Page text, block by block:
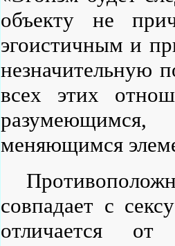
объекту не
эгоистичным и
незначительную
всех этих
меняющимся
совпадает с
отличается